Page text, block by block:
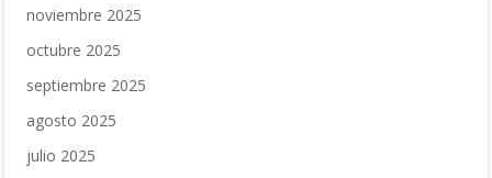
noviembre 2025
octubre 2025
septiembre 2025
agosto 2025
julio 2025